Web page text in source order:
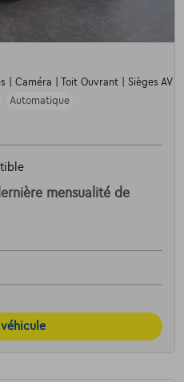
| Caméra | Toit Ouvrant | Sièges AV
Automatique
mensualité de